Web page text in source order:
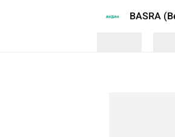
BASRA